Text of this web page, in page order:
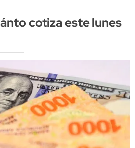
cotiza este lunes